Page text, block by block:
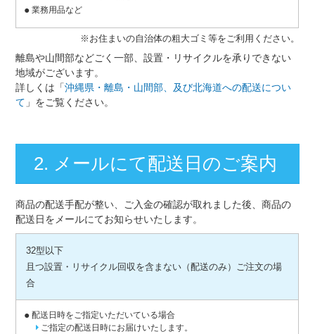
業務用品など
※お住まいの自治体の粗大ゴミ等をご利用ください。
離島や山間部などごく一部、設置・リサイクルを承りできない
地域がございます。
詳しくは「沖縄県・離島・山間部、及び北海道への配送につい
て 」をご覧ください。
2. メールにて配送日のご案内
商品の配送手配が整い、ご入金の確認が取れました後、商品の
配送日をメールにてお知らせいたします。
32型以下
且つ設置・リサイクル回収を含まない（配送のみ）ご注文の場
合
配送日時をご指定いただいている場合
ご指定の配送日時にお届けいたします。